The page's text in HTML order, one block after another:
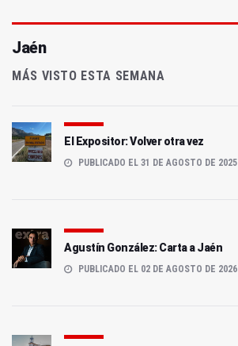
Jaén
MÁS VISTO ESTA SEMANA
El Expositor: Volver otra vez
PUBLICADO EL 31 DE AGOSTO DE 2025
Agustín González: Carta a Jaén
PUBLICADO EL 02 DE AGOSTO DE 2026